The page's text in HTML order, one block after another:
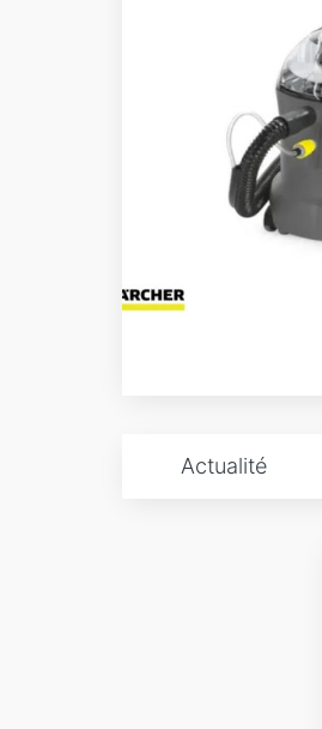
Actualité